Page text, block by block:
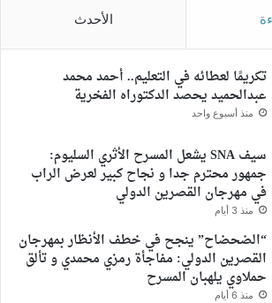
الأحدث
تكريمًا لعطائه في التعليم.. أحمد محمد
عبدالحميد يحصد الدكتوراه الفخرية
منذ أسبوع واحد
سيف SNA يشعل المسرح الأثري السليوم:
جمهور محترم جدا و نجاح كبير لعرض الراب
في مهرجان القصرين الدولي
منذ 3 أيام
“الضحضاح” ينجح في خطف الأنظار بمهرجان
القصرين الدولي: مفاجأة رمزي محمدي و تألق
حملاوي يلهبان المسرح
منذ 6 أيام